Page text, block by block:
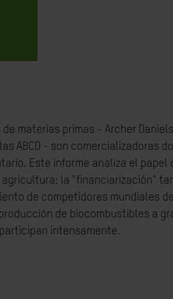
materias primas - Archer Daniels
ABCD - son comercializadoras
Este informe analiza el papel
la "financiarización"
de competidores mundiales
de biocombustibles a
participan intensamente.